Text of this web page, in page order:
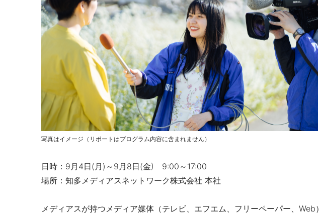
写真はイメージ（リポートはプログラム内容に含まれません）
日時： 9月 4日(月 ) ～ 9月 8日(金) 9:00 ～ 17:00
場所：知多メディアスネットワーク株式会社 本社
メディアスが持つメディア媒体（テレビ、エフエム、フリーペーパー、Web）